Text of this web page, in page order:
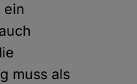
ein
muss als